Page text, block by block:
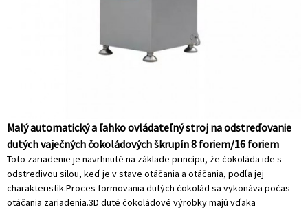
Malý automatický a ľahko ovládateľný stroj na odstreďovanie
dutých vaječných čokoládových škrupín 8 foriem/16 foriem
Toto zariadenie je navrhnuté na základe princípu, že čokoláda ide s
odstredivou silou, keď je v stave otáčania a otáčania, podľa jej
charakteristík.Proces formovania dutých čokolád sa vykonáva počas
otáčania zariadenia.3D duté čokoládové výrobky majú vďaka